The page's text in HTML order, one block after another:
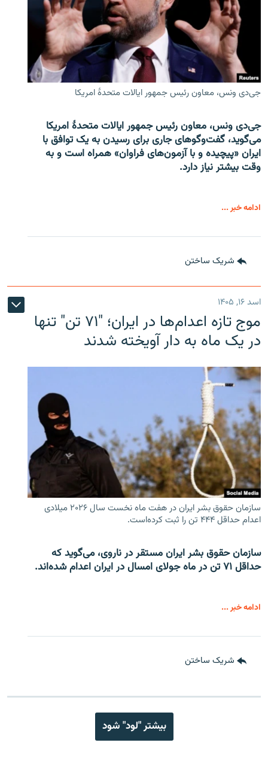
جی‌دی ونس، معاون رئیس جمهور ایالات متحدۀ امریکا
جی‌دی ونس، معاون رئیس جمهور ایالات متحدۀ امریکا
می‌گوید، گفت‌وگوهای جاری برای رسیدن به یک توافق با
ایران «پیچیده و با آزمون‌های فراوان» همراه است و به
وقت بیشتر نیاز دارد.
ادامه خبر ...
شریک ساختن
اسد ۱۶, ۱۴۰۵
موج تازه اعدام‌ها در ایران؛ "۷۱ تن" تنها
در یک ماه به دار آویخته شدند
سازمان حقوق بشر ایران در هفت ماه نخست سال ۲۰۲۶ میلادی
اعدام حداقل ۴۴۴ تن را ثبت کرده‌است.
سازمان حقوق بشر ایران مستقر در ناروی، می‌گوید که
حداقل ۷۱ تن در ماه جولای امسال در ایران اعدام شده‌اند.
ادامه خبر ...
شریک ساختن
بیشتر "لود" شود